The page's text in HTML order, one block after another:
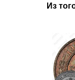
Из